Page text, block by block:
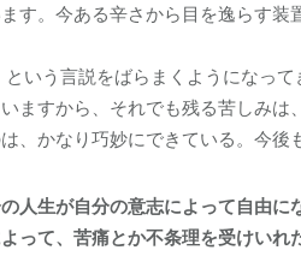
す。今ある辛さから目を逸らす
いう言説をばらまくようになっ
ますから、それでも残る苦しみ
、かなり巧妙にできている。今
人生が自分の意志によって自由
って、苦痛とか不条理を受けい